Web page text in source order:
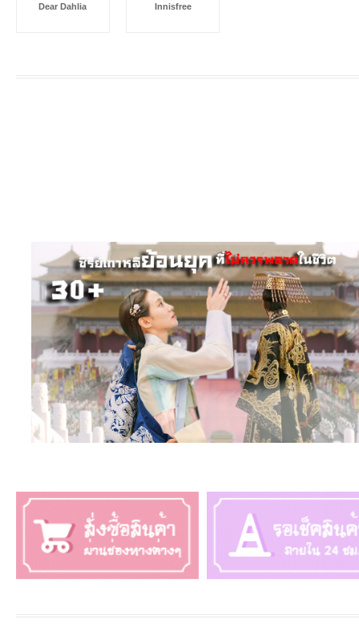
Dear Dahlia Innisfree